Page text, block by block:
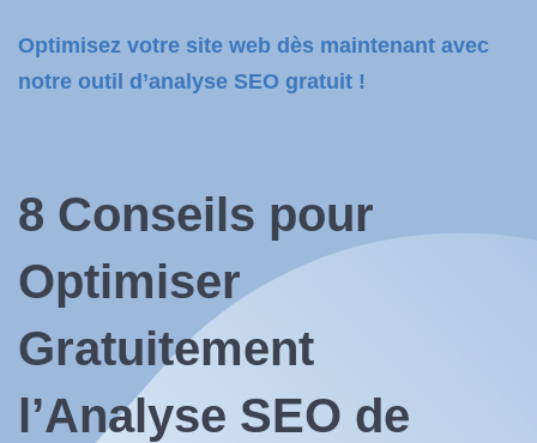
Optimisez votre site web dès maintenant avec
notre outil d’analyse SEO gratuit !
8 Conseils pour
Optimiser
Gratuitement
l’Analyse SEO de